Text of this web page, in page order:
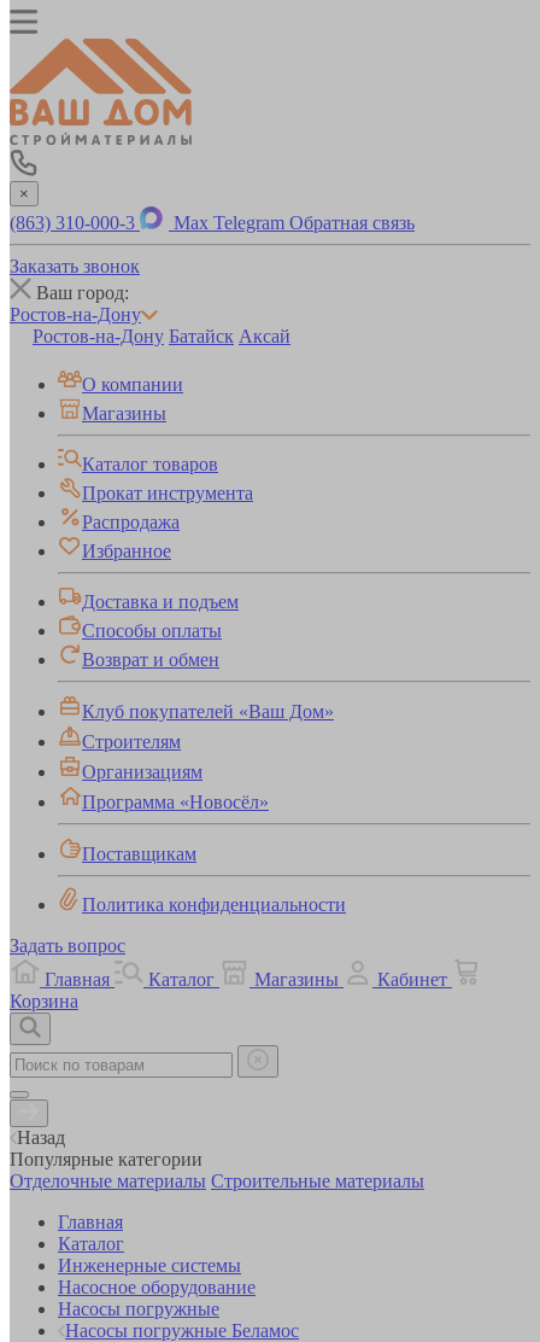
×
(863) 310-000-3 Max Telegram Обратная связь
Заказать звонок
Ваш город:
Ростов-на-Дону
Ростов-на-Дону Батайск Аксай
О компании
Магазины
Каталог товаров
Прокат инструмента
Распродажа
Избранное
Доставка и подъем
Способы оплаты
Возврат и обмен
Клуб покупателей «Ваш Дом»
Строителям
Организациям
Программа «Новосёл»
Поставщикам
Политика конфиденциальности
Задать вопрос
Главная
Каталог Магазины
Кабинет
Корзина
Назад
Популярные категории
Отделочные материалы Строительные материалы
Главная
Каталог
Инженерные системы
Насосное оборудование
Насосы погружные
Насосы погружные Беламос